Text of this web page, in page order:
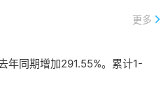
更多
年同期增加291.55%。累计1-